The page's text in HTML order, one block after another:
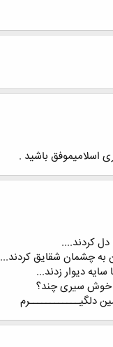
اسلامیموفق باشید .
کردند....
به چشمان شقایق کردند...
دیوار زدند...
خوش سیری چند؟